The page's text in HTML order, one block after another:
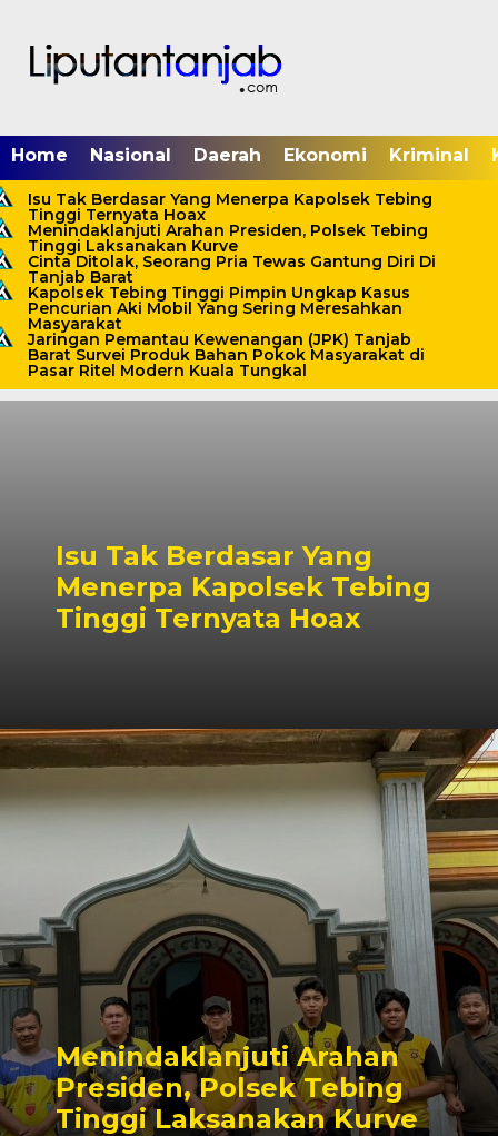
Home Nasional Daerah Ekonomi Kriminal
Isu Tak Berdasar Yang Menerpa Kapolsek Tebing
Tinggi Ternyata Hoax
Menindaklanjuti Arahan Presiden, Polsek Tebing
Tinggi Laksanakan Kurve
Cinta Ditolak, Seorang Pria Tewas Gantung Diri Di
Tanjab Barat
Kapolsek Tebing Tinggi Pimpin Ungkap Kasus
Pencurian Aki Mobil Yang Sering Meresahkan
Masyarakat
Jaringan Pemantau Kewenangan (JPK) Tanjab
Barat Survei Produk Bahan Pokok Masyarakat di
Pasar Ritel Modern Kuala Tungkal
Isu Tak Berdasar Yang
Menerpa Kapolsek Tebing
Tinggi Ternyata Hoax
Menindaklanjuti Arahan
Presiden, Polsek Tebing
Tinggi Laksanakan Kurve